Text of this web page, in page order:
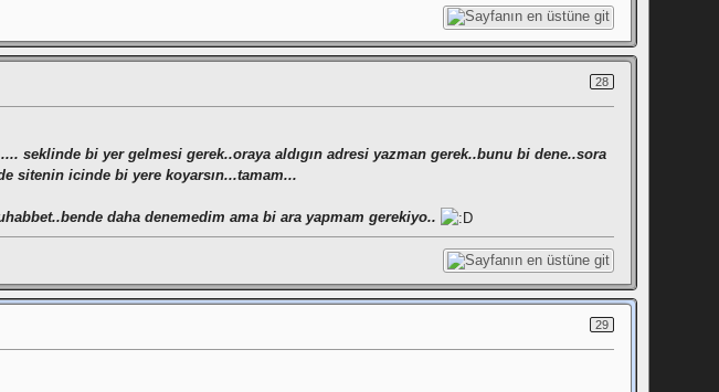
28
seklinde bi yer gelmesi gerek..oraya aldıgın adresi yazman gerek..bunu bi dene..sora
sitenin icinde bi yere koyarsın...tamam...
daha denemedim ama bi ara yapmam gerekiyo..
29